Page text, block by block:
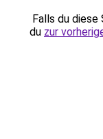
Falls du
du zur